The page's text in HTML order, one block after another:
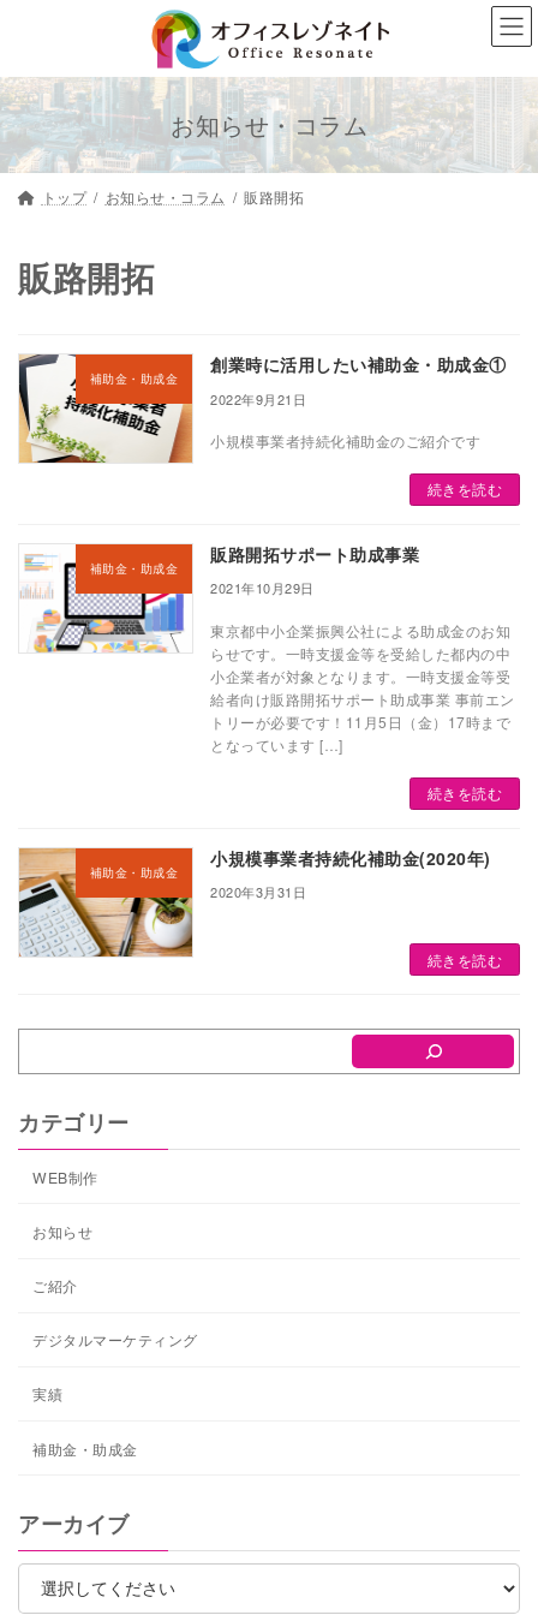
テ
ン
ツ
へ
ゲ
ー
シ
ョ
お知らせ・コラム
トップ お知らせ・コラム 販路開拓
販路開拓
補助金・助成金
創業時に活用したい補助金・助成金①
2022年9月21日
小規模事業者持続化補助金のご紹介です
続きを読む
補助金・助成金
販路開拓サポート助成事業
2021年10月29日
東京都中小企業振興公社による助成金のお知
らせです。一時支援金等を受給した都内の中
小企業者が対象となります。一時支援金等受
給者向け販路開拓サポート助成事業 事前エン
トリーが必要です！11月5日（金）17時まで
となっています […]
続きを読む
補助金・助成金
小規模事業者持続化補助金(2020年)
2020年3月31日
続きを読む
カテゴリー
WEB制作
お知らせ
ご紹介
デジタルマーケティング
実績
補助金・助成金
アーカイブ